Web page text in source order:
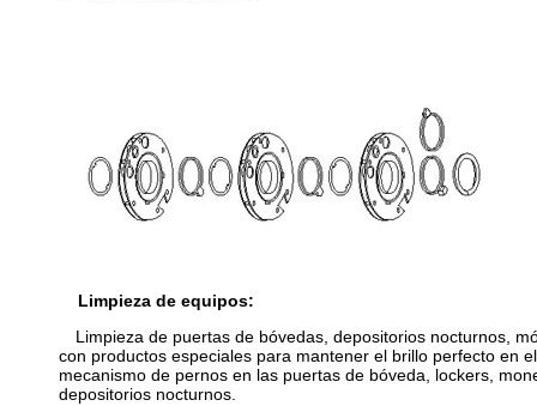
Limpieza de equipos:
Limpieza de puertas de bóvedas, depositorios nocturnos,
con productos especiales para mantener el brillo perfecto en
mecanismo de pernos en las puertas de bóveda, lockers,
depositorios nocturnos.